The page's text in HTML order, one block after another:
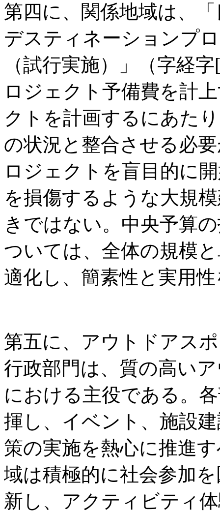
第四に、関係地域は、
デスティネーションプ
（試行実施）」（字経
ロジェクト予備費を計
クトを計画するにあた
の状況と整合させる必
ロジェクトを盲目的に
を損傷するような大規
きではない。中央予算
ついては、全体の規模
適化し、簡素性と実用
第五に、アウトドアス
行政部門は、質の高い
における主役である。
揮し、イベント、施設
策の実施を熱心に推進
域は積極的に社会参加
新し、アクティビティ